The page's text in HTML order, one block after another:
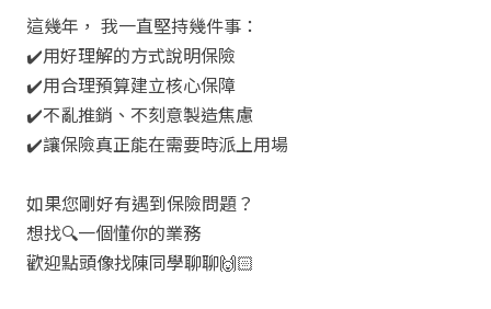
這幾年， 我一直堅持幾件事：
✔️用好理解的方式說明保險
✔️用合理預算建立核心保障
✔️不亂推銷、不刻意製造焦慮
✔️讓保險真正能在需要時派上用場
如果您剛好有遇到保險問題？
想找🔍一個懂你的業務
歡迎點頭像找陳同學聊聊🙌🏻